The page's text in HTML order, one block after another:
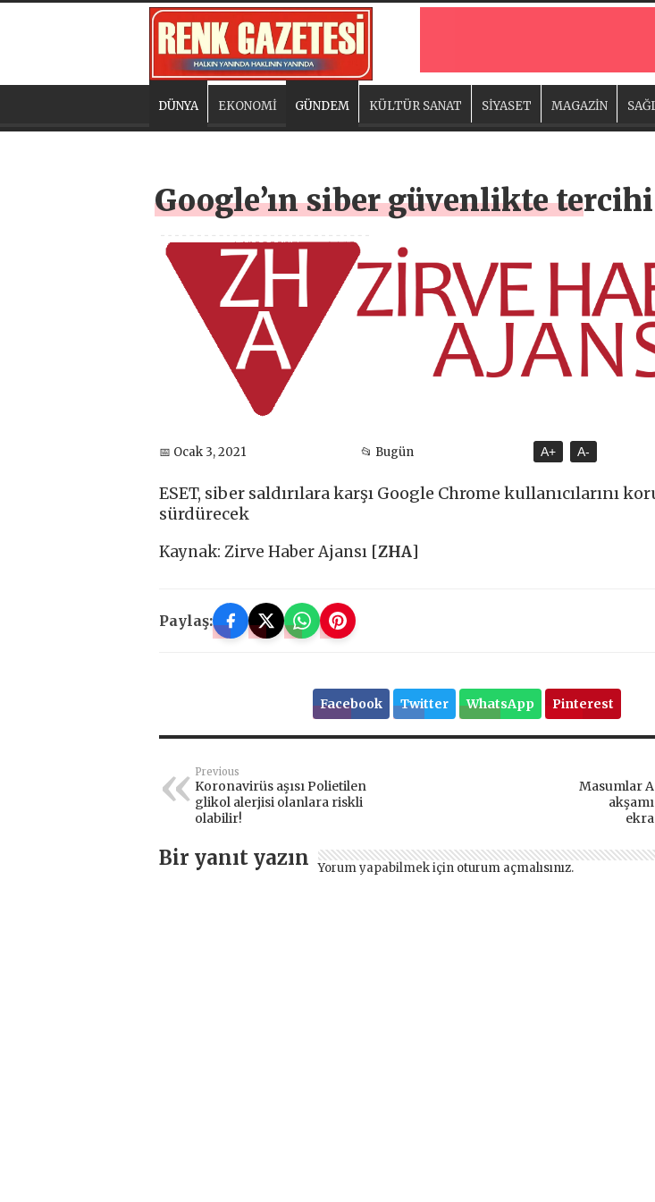
DÜNYA EKONOMİ GÜNDEM KÜLTÜR SANAT SİYASET MAGAZİN
Google’ın siber güvenlikte
📅 Ocak 3, 2021 📂 Bugün A+ A-
ESET, siber saldırılara karşı Google Chrome kullanıcılarını
sürdürecek
Kaynak: Zirve Haber Ajansı [ZHA]
Paylaş:
Facebook Twitter WhatsApp Pinterest
Previous
Koronavirüs aşısı Polietilen
glikol alerjisi olanlara riskli
olabilir!
Masumlar
Bir yanıt yazın Yorum yapabilmek için oturum açmalısınız.